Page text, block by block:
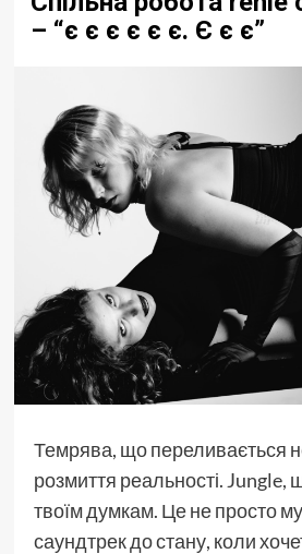
– “є є є є є є. Є є є”
Темрява, що переливається
розмиття реальності. Jungle,
твоїм думкам. Це не просто
саундтрек до стану, коли